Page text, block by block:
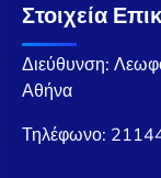
Στοιχεία
Διεύθυνση:
Αθήνα
Τηλέφωνο: